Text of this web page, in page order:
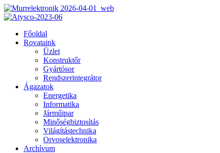
Főoldal
Rovataink
Üzlet
Konstruktőr
Gyártósor
Rendszerintegrátor
Ágazatok
Energetika
Informatika
Járműipar
Minőségbiztosítás
Világítástechnika
Orvoselektronika
Archívum